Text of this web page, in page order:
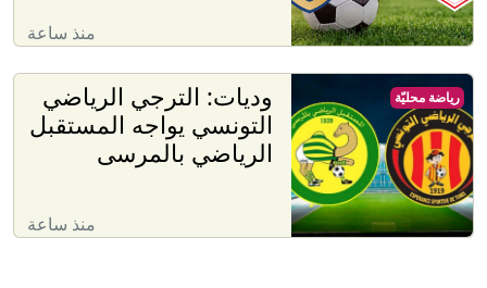
منذ ساعة
وديات: الترجي الرياضي
التونسي يواجه المستقبل
الرياضي بالمرسى
منذ ساعة
رياضة محليّة